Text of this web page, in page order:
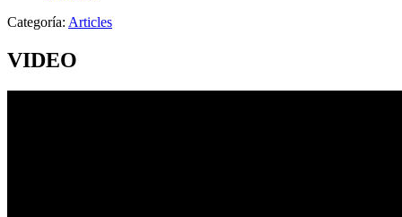
Categoría: Articles
VIDEO